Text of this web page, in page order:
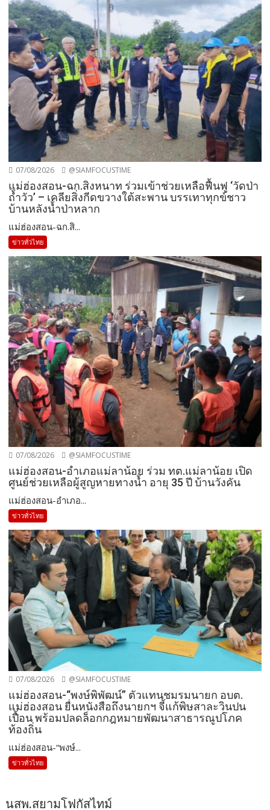
07/08/2026 @SIAMFOCUSTIME
แม่ฮ่องสอน-ฉก.สิงหนาท ร่วมเข้าช่วยเหลือฟื้นฟู ‘วัดป่า
ถ้ำวัว’ – เคลียสิ่งกีดขวางใต้สะพาน บรรเทาทุกข์ชาว
บ้านหลังน้ำป่าหลาก
แม่ฮ่องสอน-ฉก.สิ...
ข่าวทั่วไทย
07/08/2026 @SIAMFOCUSTIME
แม่ฮ่องสอน-อำเภอแม่ลาน้อย ร่วม ทต.แม่ลาน้อย เปิด
ศูนย์ช่วยเหลือผู้สูญหายทางน้ำ อายุ 35 ปี บ้านวังคัน
แม่ฮ่องสอน-อำเภอ...
ข่าวทั่วไทย
07/08/2026 @SIAMFOCUSTIME
แม่ฮ่องสอน-“พงษ์พิพัฒน์” ตัวแทนชมรมนายก อบต.
แม่ฮ่องสอน ยื่นหนังสือถึงนายกฯ จี้แก้พิษสาละวินปน
เปื้อน พร้อมปลดล็อกกฎหมายพัฒนาสาธารณูปโภค
ท้องถิ่น
แม่ฮ่องสอน-“พงษ์...
ข่าวทั่วไทย
นสพ.สยามโฟกัสไทม์